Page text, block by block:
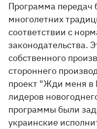
Программа передач
многолетних
соответствии с
законодательства.
собственного
стороннего
проект "Жди меня в
лидеров
программы были
украинские